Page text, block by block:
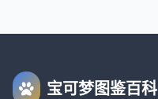
宝可梦图鉴百科